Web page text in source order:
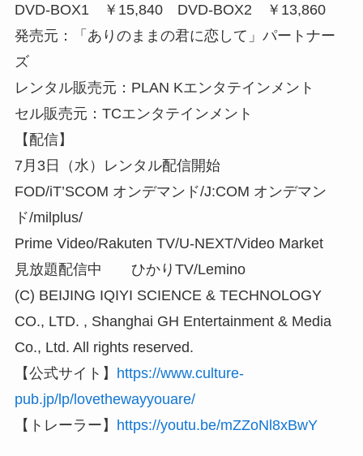
DVD-BOX1 ￥15,840 DVD-BOX2 ￥13,860
発売元：「ありのままの君に恋して」パートナー
ズ
レンタル販売元：PLAN Kエンタテインメント
セル販売元：TCエンタテインメント
【配信】
7月3日（水）レンタル配信開始
FOD/iT’SCOM オンデマンド/J:COM オンデマン
ド/milplus/
Prime Video/Rakuten TV/U-NEXT/Video Market
見放題配信中 ひかりTV/Lemino
(C) BEIJING IQIYI SCIENCE & TECHNOLOGY
CO., LTD. , Shanghai GH Entertainment & Media
Co., Ltd. All rights reserved.
【公式サイト】 https://www.culture-
pub.jp/lp/lovethewayyouare/
【トレーラー】 https://youtu.be/mZZoNl8xBwY